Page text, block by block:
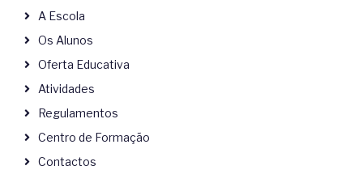
A Escola
Os Alunos
Oferta Educativa
Atividades
Regulamentos
Centro de Formação
Contactos